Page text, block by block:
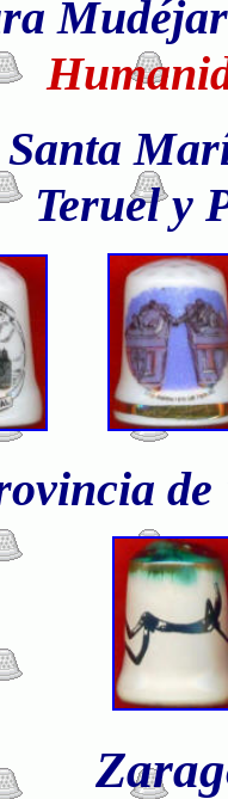
Teruel y